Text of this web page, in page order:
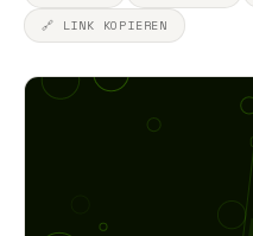
🔗 LINK KOPIEREN